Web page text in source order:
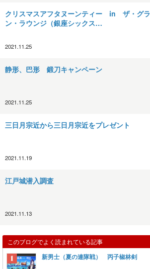
クリスマスアフタヌーンティー in ザ・グラ
ン・ラウンジ（銀座シックス…
2021.11.25
静形、巴形 鍛刀キャンペーン
2021.11.25
三日月宗近から三日月宗近をプレゼント
2021.11.19
江戸城潜入調査
2021.11.13
このブログでよく読まれている記事
新男士（夏の連隊戦） 丙子椒林剣